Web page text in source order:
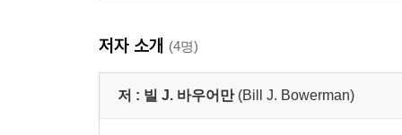
저자 소개 (4명)
저 : 빌 J. 바우어만 (Bill J. Bowerman)